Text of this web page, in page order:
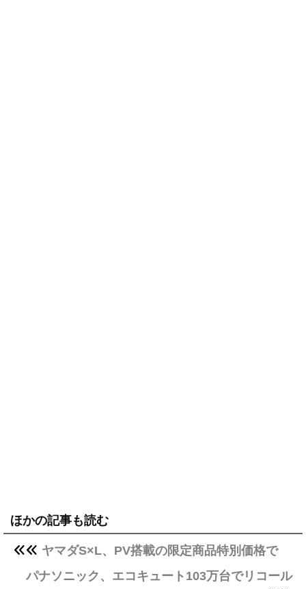
ほかの記事も読む
ヤマダS×L、PV搭載の限定商品特別価格で
パナソニック、エコキュート103万台でリコール